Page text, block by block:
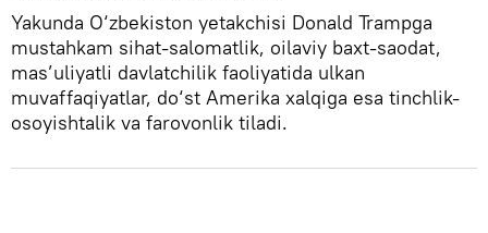
Yakunda O‘zbekiston yetakchisi Donald Trampga
mustahkam sihat-salomatlik, oilaviy baxt-saodat,
mas’uliyatli davlatchilik faoliyatida ulkan
muvaffaqiyatlar, do‘st Amerika xalqiga esa tinchlik-
osoyishtalik va farovonlik tiladi.